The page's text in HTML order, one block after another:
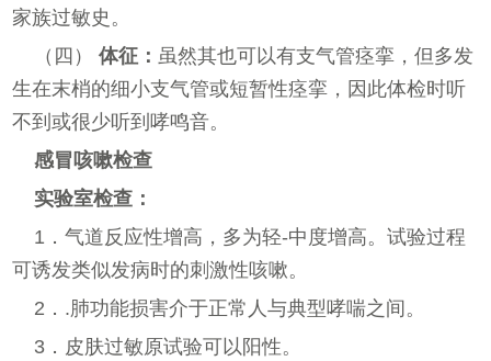
家族过敏史。
（四）体征：虽然其也可以有支气管痉挛，但多发
生在末梢的细小支气管或短暂性痉挛，因此体检时听
不到或很少听到哮鸣音。
感冒咳嗽检查
实验室检查：
1．气道反应性增高，多为轻-中度增高。试验过程
可诱发类似发病时的刺激性咳嗽。
2．.肺功能损害介于正常人与典型哮喘之间。
3．皮肤过敏原试验可以阳性。